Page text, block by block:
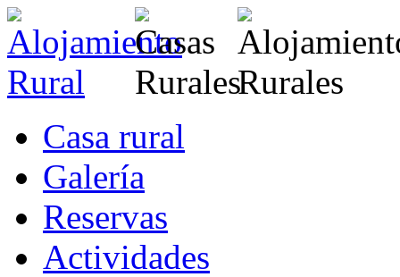
Casa rural
Galería
Reservas
Actividades